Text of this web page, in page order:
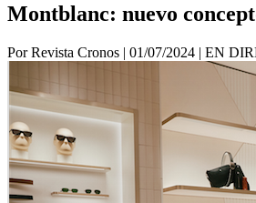
Montblanc: nuevo
Por Revista Cronos | 01/07/2024 | EN